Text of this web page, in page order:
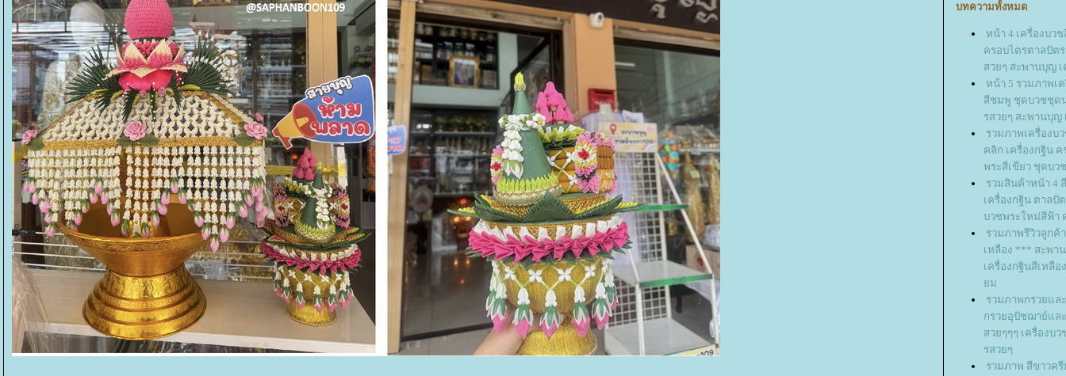
บทความทั้งหมด
หน้า 4 เครื่องบว
ครอบไตรตาลปัต
สวยๆ สะพานบุญ
หน้า 5 รวมภาพเ
สีชมพู ชุดบวชชุด
รสวยๆ สะพานบุญ
รวมภาพเครื่องบ
คลิก เครื่องกฐิน
พระสีเขียว ชุดบว
รวมสินค้าหน้า 4
เครื่องกฐิน ตาลปั
บวชพระใหม่สีฟ้า
รวมภาพรีวิวลูกค้
เหลือง *** สะพา
เครื่องกฐินสีเหลื
ม
รวมภาพกรวยแล
กรวยอุปัชฌาย์แล
สวยๆๆๆ เครื่องบ
รสวยๆ
รวมภาพ สีขาวค